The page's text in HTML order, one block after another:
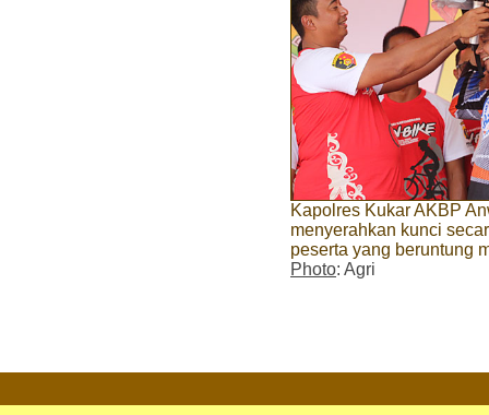
Kapolres Kukar AKBP
menyerahkan kunci
peserta yang beruntung
Photo: Agri